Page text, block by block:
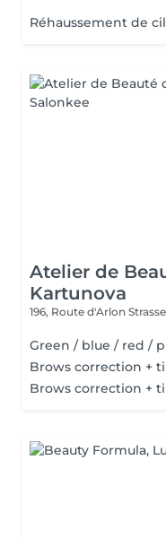
Réhaussement de
Atelier de
Kartunova
196, Route d'Arlon
Green / blue / red /
Brows correction +
Brows correction +